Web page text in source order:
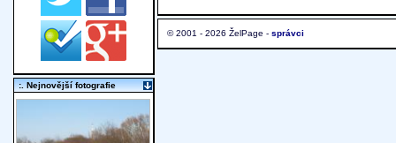
© 2001 - 2026 ŽelPage - správci
:. Nejnovější fotografie